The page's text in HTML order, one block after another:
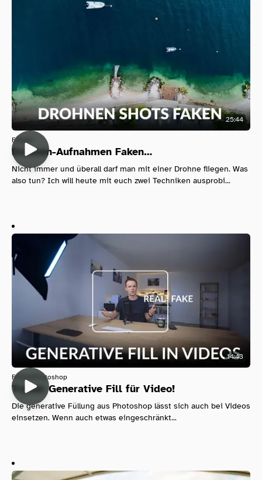
25:44
Filmen
Drohnen-Aufnahmen Faken…
Nicht immer und überall darf man mit einer Drohne fliegen. Was
also tun? Ich will heute mit euch zwei Techniken ausprobi...
14:43
Filmen Photoshop
Tryout: Generative Fill für Video!
Die generative Füllung aus Photoshop lässt sich auch bei Videos
einsetzen. Wenn auch etwas eingeschränkt...